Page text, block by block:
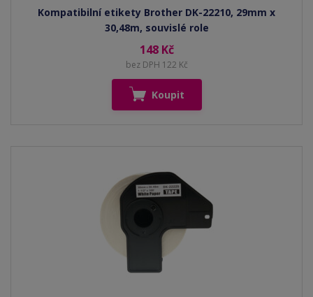
Kompatibilní etikety Brother DK-22210, 29mm x
30,48m, souvislé role
148 Kč
bez DPH 122 Kč
Koupit